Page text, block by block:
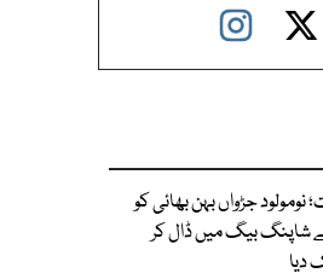
نومولود جڑواں بہن بھائی کو
شاپنگ بیگ میں ڈال کر
دیا